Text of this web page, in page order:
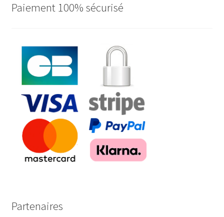
Paiement 100% sécurisé
Partenaires